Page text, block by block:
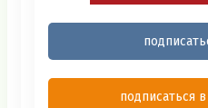
подписаться